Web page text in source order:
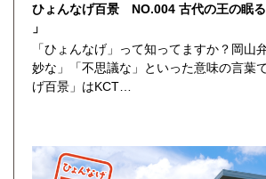
ひょんなげ百景 NO.004 古代の王の眠
」
「ひょんなげ」って知ってますか？岡山
妙な」「不思議な」といった意味の言葉
げ百景」はKCT…